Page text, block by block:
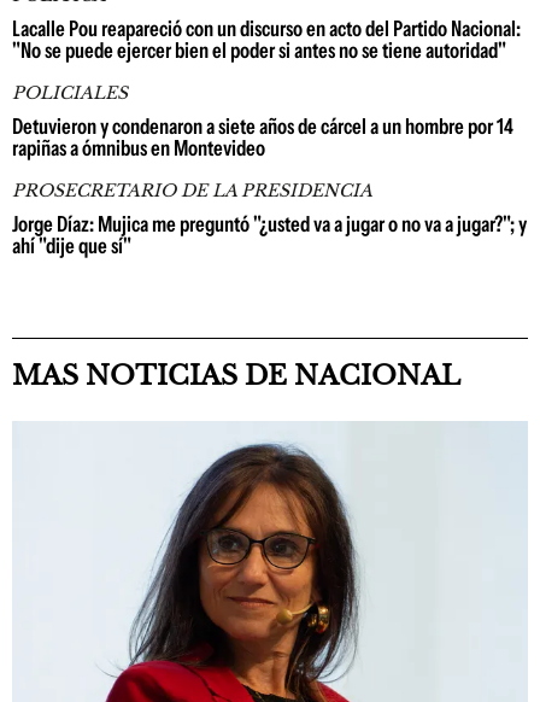
Lacalle Pou reapareció con un discurso en acto del Partido Nacional:
"No se puede ejercer bien el poder si antes no se tiene autoridad"
POLICIALES
Detuvieron y condenaron a siete años de cárcel a un hombre por 14
rapiñas a ómnibus en Montevideo
PROSECRETARIO DE LA PRESIDENCIA
Jorge Díaz: Mujica me preguntó "¿usted va a jugar o no va a jugar?"; y
ahí "dije que sí"
MAS NOTICIAS DE NACIONAL